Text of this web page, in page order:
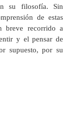
su filosofía. Sin
de estas
breve recorrido a
y el pensar de
supuesto, por su